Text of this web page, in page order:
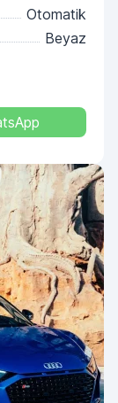
Otomatik
Beyaz